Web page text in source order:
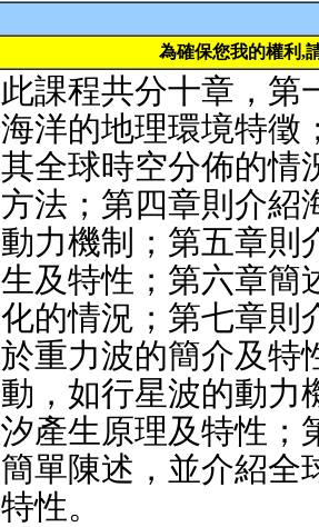
為確保您我的權利,
此課程共分十章，第
海洋的地理環境特徵
其全球時空分佈的情
方法；第四章則介紹
動力機制；第五章則
生及特性；第六章簡
化的情況；第七章則
於重力波的簡介及特
動，如行星波的動力
汐產生原理及特性；
簡單陳述，並介紹全
特性。